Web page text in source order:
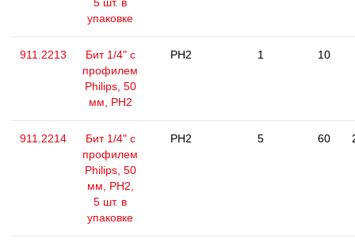
упаковке
911.2213
Бит 1/4" с
профилем
Philips, 50
мм, РН2
PH2 1 10
911.2214
Бит 1/4" с
профилем
Philips, 50
мм, РН2,
5 шт. в
упаковке
PH2 5 60